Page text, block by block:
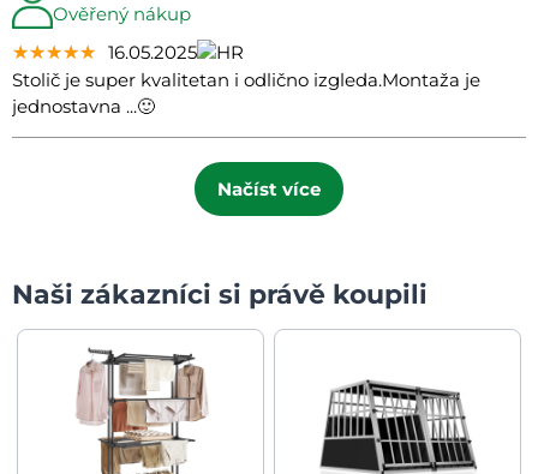
Ověřený nákup
★★★★★
★★★★★
★★★★★ 16.05.2025
Stolič je super kvalitetan i odlično izgleda.Montaža je
jednostavna ...🙂
Načíst více
Naši zákazníci si právě koupili